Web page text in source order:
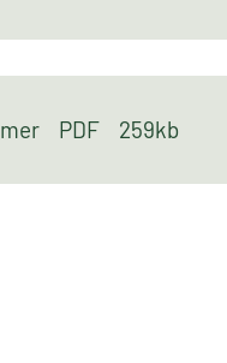
PDF 259kb